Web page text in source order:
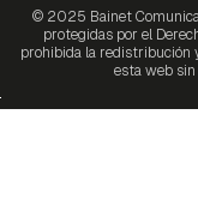
© 2025 Bainet
protegidas por el
prohibida la redistribución
esta web sin